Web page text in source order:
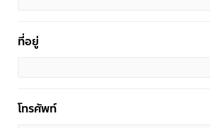
ที่อยู่
โทรศัพท์